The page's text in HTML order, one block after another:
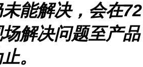
能解决，会在72
解决问题至产品
。